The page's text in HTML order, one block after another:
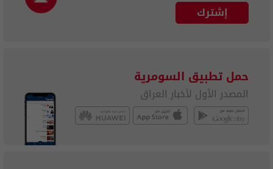
إشترك
حمل تطبيق السومرية
المصدر الأول لأخبار العراق